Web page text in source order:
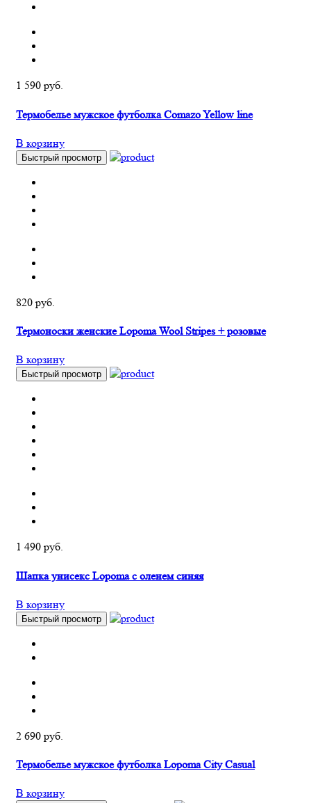
1 590 руб.
Термобелье мужское футболка Comazo Yellow line
В корзину
Быстрый просмотр
820 руб.
Термоноски женские Lopoma Wool Stripes + розовые
В корзину
Быстрый просмотр
1 490 руб.
Шапка унисекс Lopoma с оленем синяя
В корзину
Быстрый просмотр
2 690 руб.
Термобелье мужское футболка Lopoma City Casual
В корзину